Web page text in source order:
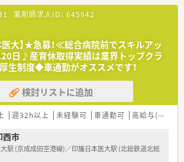
いて】
約50社から成る大手グループの一員であり、経営
安定しています。
舗以上を展開し、年間100店舗のペースで拡大を
中の企業です。
く意見を出し合える、自由度の高いフラットな組
です。
ついて】
てシフトを作成しており、急な休みや有給休暇も
請できます。
て働けます。
りながら副業も全面的に認められており、多様な働
きます。
薬剤師求人ID： 645942
医大】★急募！≪総合病院前でスキルアッ
日♪産育休取得実績は業界トップクラ
生制度◆車通勤がオススメです！
検討リストに追加
週32h以上 未経験可 車通勤可 高給与(600万円以上)
西市
駅 (京成成田空港線)／印旛日本医大駅 (北総鉄道北総